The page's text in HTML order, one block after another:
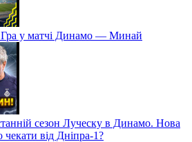
у матчі Динамо — Минай
сезон Луческу в Динамо. Нова
чекати від Дніпра-1?